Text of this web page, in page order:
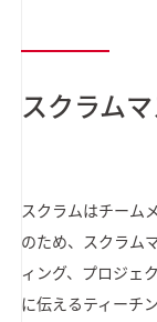
スクラム
スクラムはチーム
のため、スクラム
ィング、プロジェ
に伝えるティーチ